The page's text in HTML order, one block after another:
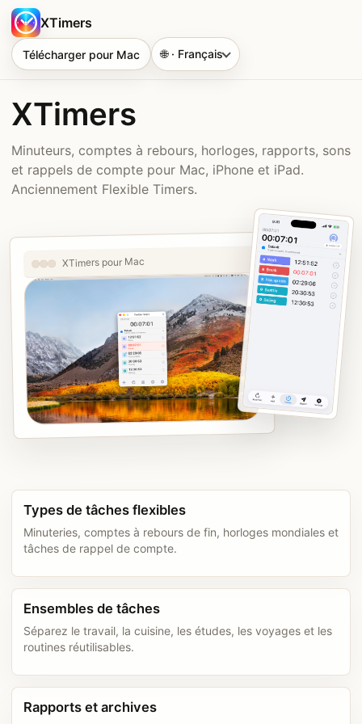
XTimers
Télécharger pour Mac 🌐 · Français
XTimers
Minuteurs, comptes à rebours, horloges, rapports, sons
et rappels de compte pour Mac, iPhone et iPad.
Anciennement Flexible Timers.
XTimers pour Mac
Types de tâches flexibles
Minuteries, comptes à rebours de fin, horloges mondiales et
tâches de rappel de compte.
Ensembles de tâches
Séparez le travail, la cuisine, les études, les voyages et les
routines réutilisables.
Rapports et archives